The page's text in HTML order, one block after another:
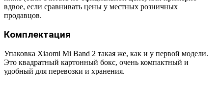
вдвое, если сравнивать цены у местных розничных
продавцов.
Комплектация
Упаковка Xiaomi Mi Band 2 такая же, как и у первой модели.
Это квадратный картонный бокс, очень компактный и
удобный для перевозки и хранения.